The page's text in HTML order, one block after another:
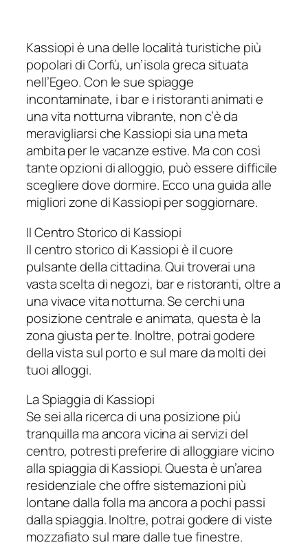
Kassiopi è una delle località turistiche più
popolari di Corfù, un’isola greca situata
nell’Egeo. Con le sue spiagge
incontaminate, i bar e i ristoranti animati e
una vita notturna vibrante, non c’è da
meravigliarsi che Kassiopi sia una meta
ambita per le vacanze estive. Ma con così
tante opzioni di alloggio, può essere difficile
scegliere dove dormire. Ecco una guida alle
migliori zone di Kassiopi per soggiornare.
Il Centro Storico di Kassiopi
Il centro storico di Kassiopi è il cuore
pulsante della cittadina. Qui troverai una
vasta scelta di negozi, bar e ristoranti, oltre a
una vivace vita notturna. Se cerchi una
posizione centrale e animata, questa è la
zona giusta per te. Inoltre, potrai godere
della vista sul porto e sul mare da molti dei
tuoi alloggi.
La Spiaggia di Kassiopi
Se sei alla ricerca di una posizione più
tranquilla ma ancora vicina ai servizi del
centro, potresti preferire di alloggiare vicino
alla spiaggia di Kassiopi. Questa è un’area
residenziale che offre sistemazioni più
lontane dalla folla ma ancora a pochi passi
dalla spiaggia. Inoltre, potrai godere di viste
mozzafiato sul mare dalle tue finestre.